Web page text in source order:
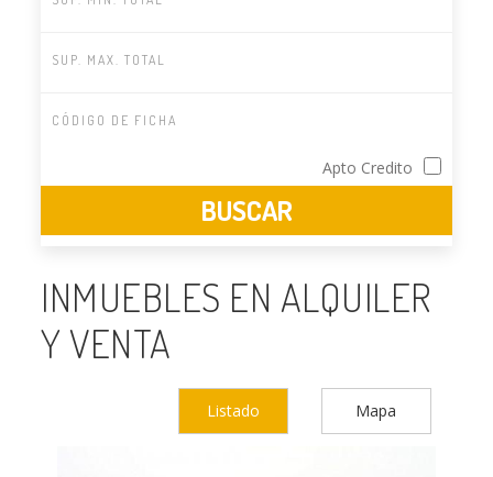
Apto Credito
INMUEBLES EN ALQUILER
Y VENTA
Listado Mapa